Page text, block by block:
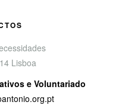
Lisboa
e Voluntariado